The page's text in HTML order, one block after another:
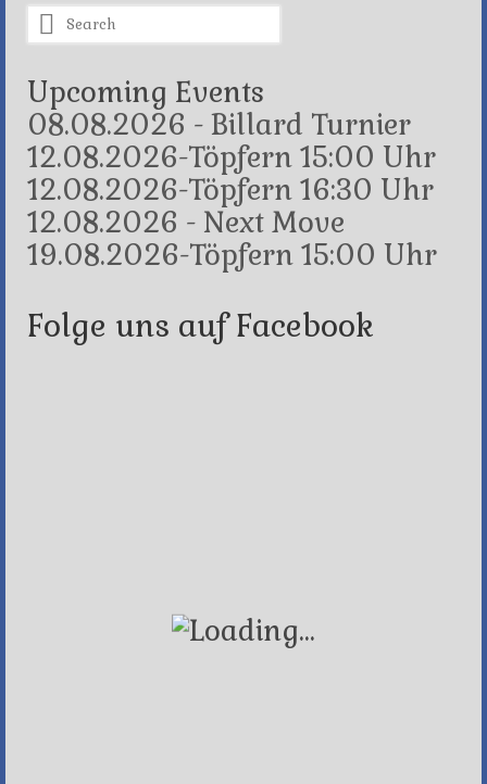
Search
for:
Upcoming Events
08.08.2026 - Billard Turnier
12.08.2026-Töpfern 15:00 Uhr
12.08.2026-Töpfern 16:30 Uhr
12.08.2026 - Next Move
19.08.2026-Töpfern 15:00 Uhr
Folge uns auf Facebook